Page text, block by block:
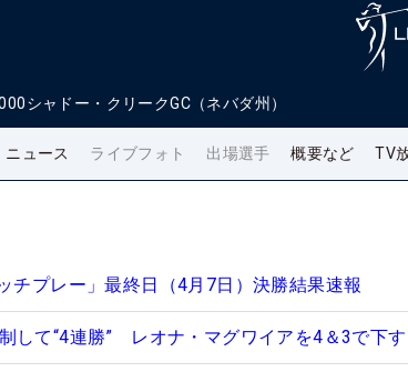
シャドー・クリークGC（ネバダ州）
ニュース ライブフォト 出場選手 概要など TV
チプレー」最終日（4月7日）決勝結果速報
して“4連勝” レオナ・マグワイアを4＆3で下す